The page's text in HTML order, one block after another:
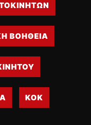
ΒΟΗΘΕΙΑ
ΚΟΚ